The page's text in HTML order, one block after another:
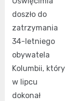
doszło do
zatrzymania
34-letniego
obywatela
Kolumbii, który
w lipcu
dokonał